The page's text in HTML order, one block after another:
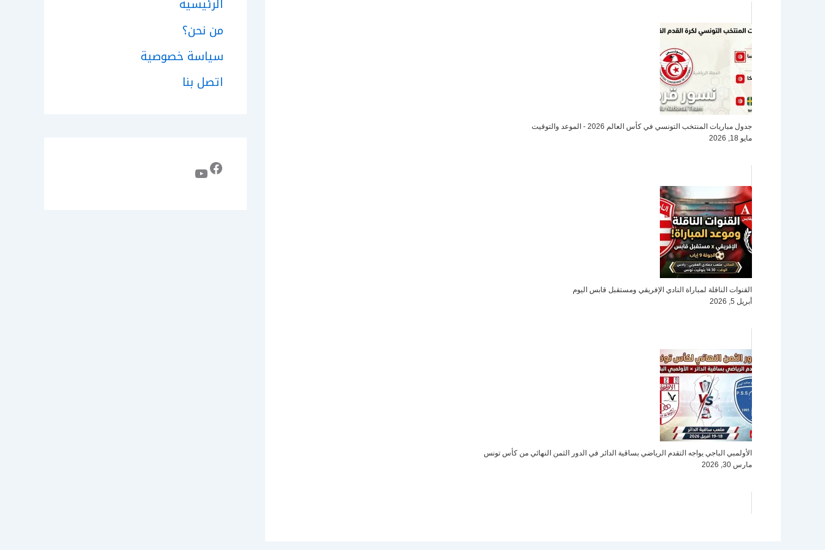
جدول مباريات المنتخب التونسي في كأس العالم 2026 - الموعد والتوقيت
مايو 18, 2026
القنوات الناقلة لمباراة النادي الإفريقي ومستقبل قابس اليوم
أبريل 5, 2026
الأولمبي الباجي يواجه التقدم الرياضي بساقية الدائر في الدور الثمن النهائي من كأس تونس
مارس 30, 2026
الرئيسية
من نحن؟
سياسة خصوصية
اتصل بنا
فيسبوكيوتيوب